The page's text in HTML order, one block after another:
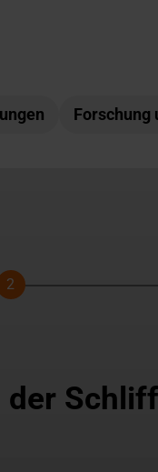
Forschung
Schritt
2
der